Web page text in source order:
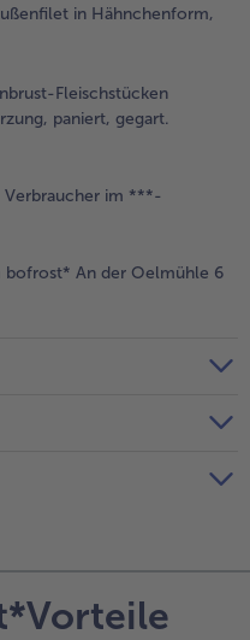
in Hähnchenform,
Fleischstücken
paniert, gegart.
Verbraucher im ***-
An der Oelmühle 6